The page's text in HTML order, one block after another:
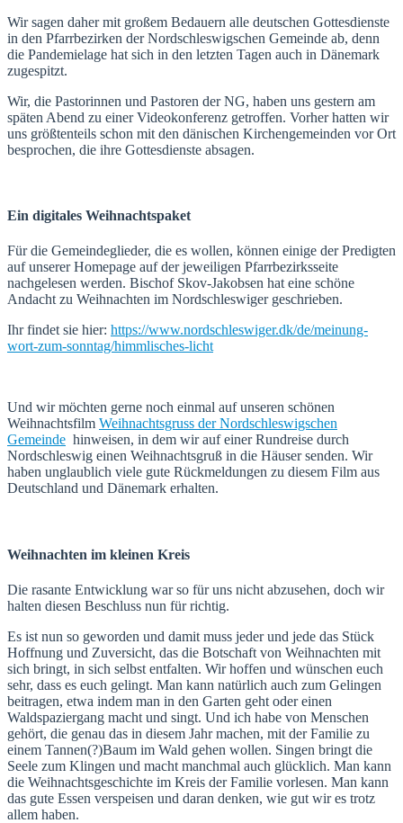
Wir sagen daher mit großem Bedauern alle deutschen Gottesdienste
in den Pfarrbezirken der Nordschleswigschen Gemeinde ab, denn
die Pandemielage hat sich in den letzten Tagen auch in Dänemark
zugespitzt.
Wir, die Pastorinnen und Pastoren der NG, haben uns gestern am
späten Abend zu einer Videokonferenz getroffen. Vorher hatten wir
uns größtenteils schon mit den dänischen Kirchengemeinden vor Ort
besprochen, die ihre Gottesdienste absagen.
Ein digitales Weihnachtspaket
Für die Gemeindeglieder, die es wollen, können einige der Predigten
auf unserer Homepage auf der jeweiligen Pfarrbezirksseite
nachgelesen werden. Bischof Skov-Jakobsen hat eine schöne
Andacht zu Weihnachten im Nordschleswiger geschrieben.
Ihr findet sie hier: https://www.nordschleswiger.dk/de/meinung-
wort-zum-sonntag/himmlisches-licht
Und wir möchten gerne noch einmal auf unseren schönen
Weihnachtsfilm Weihnachtsgruss der Nordschleswigschen
Gemeinde hinweisen, in dem wir auf einer Rundreise durch
Nordschleswig einen Weihnachtsgruß in die Häuser senden. Wir
haben unglaublich viele gute Rückmeldungen zu diesem Film aus
Deutschland und Dänemark erhalten.
Weihnachten im kleinen Kreis
Die rasante Entwicklung war so für uns nicht abzusehen, doch wir
halten diesen Beschluss nun für richtig.
Es ist nun so geworden und damit muss jeder und jede das Stück
Hoffnung und Zuversicht, das die Botschaft von Weihnachten mit
sich bringt, in sich selbst entfalten. Wir hoffen und wünschen euch
sehr, dass es euch gelingt. Man kann natürlich auch zum Gelingen
beitragen, etwa indem man in den Garten geht oder einen
Waldspaziergang macht und singt. Und ich habe von Menschen
gehört, die genau das in diesem Jahr machen, mit der Familie zu
einem Tannen(?)Baum im Wald gehen wollen. Singen bringt die
Seele zum Klingen und macht manchmal auch glücklich. Man kann
die Weihnachtsgeschichte im Kreis der Familie vorlesen. Man kann
das gute Essen verspeisen und daran denken, wie gut wir es trotz
allem haben.